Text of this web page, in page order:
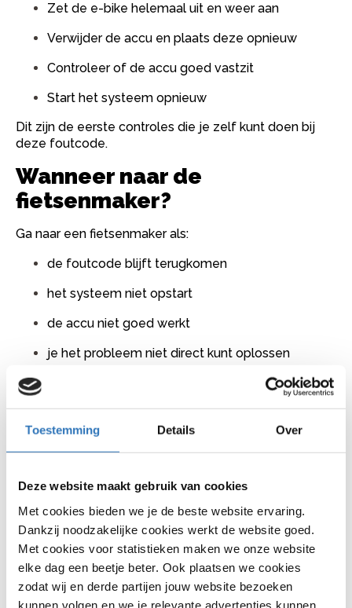
Toestemming Details Over
Deze website maakt gebruik van cookies
Met cookies bieden we je de beste website ervaring.
Dankzij noodzakelijke cookies werkt de website goed.
Met cookies voor statistieken maken we onze website
elke dag een beetje beter. Ook plaatsen we cookies
zodat wij en derde partijen jouw website bezoeken
kunnen volgen en we je relevante advertenties kunnen
Zet de e-bike helemaal uit en weer aan
Verwijder de accu en plaats deze opnieuw
Controleer of de accu goed vastzit
Start het systeem opnieuw
Dit zijn de eerste controles die je zelf kunt doen bij
deze foutcode.
Wanneer naar de
fietsenmaker?
Ga naar een fietsenmaker als:
de foutcode blijft terugkomen
het systeem niet opstart
de accu niet goed werkt
je het probleem niet direct kunt oplossen
Blijft het probleem bestaan, laat dan de accu
controleren.
Wat doet een fietsenmaker?
of de accu nog goed functioneert
of er een elektrische storing aanwezig is
of de aansluitingen en elektronica in orde zijn
of de accu vervangen moet worden